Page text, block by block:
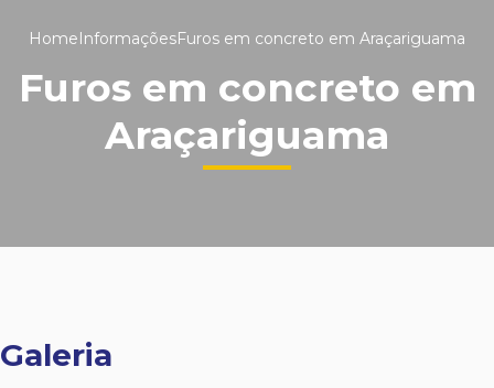
HomeInformaçõesFuros em concreto em Araçariguama
Furos em concreto em
Araçariguama
Galeria